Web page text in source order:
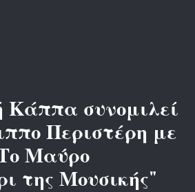
Κάππα συνομιλεί
Περιστέρη με
Μαύρο
της Μουσικής"